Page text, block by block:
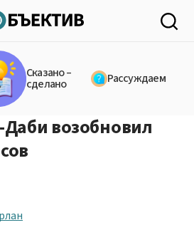
Сказано –
сделано Рассуждаем
возобновил